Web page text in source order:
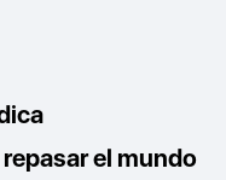
el mundo